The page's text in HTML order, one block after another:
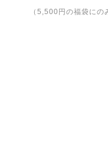
（5,500円の福袋にの